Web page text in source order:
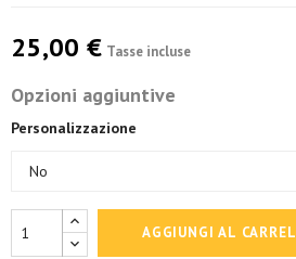
25,00 € Tasse incluse
Opzioni aggiuntive
Personalizzazione
AGGIUNGI AL